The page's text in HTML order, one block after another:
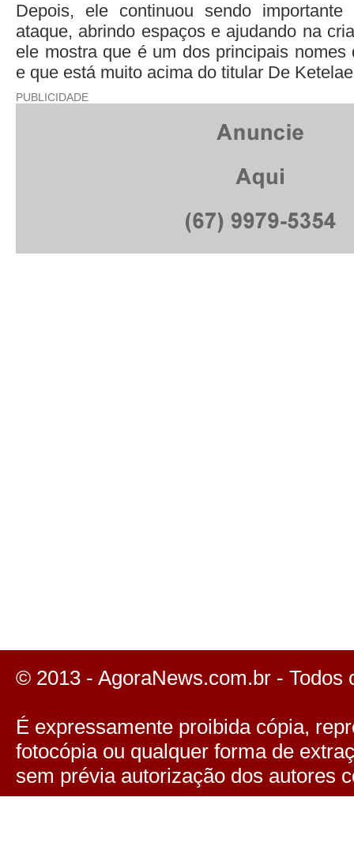
Depois, ele continuou sendo
ataque, abrindo espaços e ajudando na
ele mostra que é um dos principais nomes
e que está muito acima do titular De
PUBLICIDADE
© 2013 - AgoraNews.com.br - Todos
É expressamente proibida cópia,
fotocópia ou qualquer forma de
sem prévia autorização dos autores